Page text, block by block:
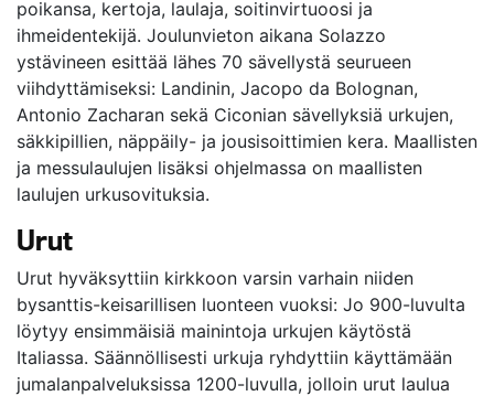
poikansa, kertoja, laulaja, soitinvirtuoosi ja
ihmeidentekijä. Joulunvieton aikana Solazzo
ystävineen esittää lähes 70 sävellystä seurueen
viihdyttämiseksi: Landinin, Jacopo da Bolognan,
Antonio Zacharan sekä Ciconian sävellyksiä urkujen,
säkkipillien, näppäily- ja jousisoittimien kera. Maallisten
ja messulaulujen lisäksi ohjelmassa on maallisten
laulujen urkusovituksia.
Urut
Urut hyväksyttiin kirkkoon varsin varhain niiden
bysanttis-keisarillisen luonteen vuoksi: Jo 900-luvulta
löytyy ensimmäisiä mainintoja urkujen käytöstä
Italiassa. Säännöllisesti urkuja ryhdyttiin käyttämään
jumalanpalveluksissa 1200-luvulla, jolloin urut laulua